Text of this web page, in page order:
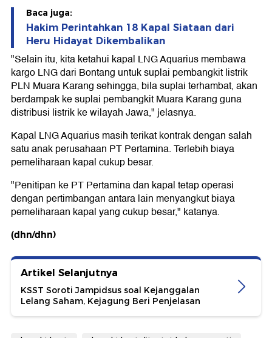
Baca juga:
Hakim Perintahkan 18 Kapal Siataan dari
Heru Hidayat Dikembalikan
"Selain itu, kita ketahui kapal LNG Aquarius membawa
kargo LNG dari Bontang untuk suplai pembangkit listrik
PLN Muara Karang sehingga, bila suplai terhambat, akan
berdampak ke suplai pembangkit Muara Karang guna
distribusi listrik ke wilayah Jawa," jelasnya.
Kapal LNG Aquarius masih terikat kontrak dengan salah
satu anak perusahaan PT Pertamina. Terlebih biaya
pemeliharaan kapal cukup besar.
"Penitipan ke PT Pertamina dan kapal tetap operasi
dengan pertimbangan antara lain menyangkut biaya
pemeliharaan kapal yang cukup besar," katanya.
(dhn/dhn)
Artikel Selanjutnya
KSST Soroti Jampidsus soal Kejanggalan
Lelang Saham, Kejagung Beri Penjelasan